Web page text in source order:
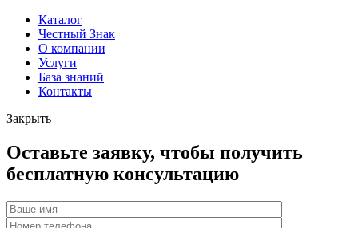
Каталог
Честный Знак
О компании
Услуги
База знаний
Контакты
Закрыть
Оставьте заявку, чтобы получить
бесплатную консультацию